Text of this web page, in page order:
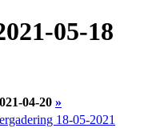
05-18
04-20 »
18-05-2021